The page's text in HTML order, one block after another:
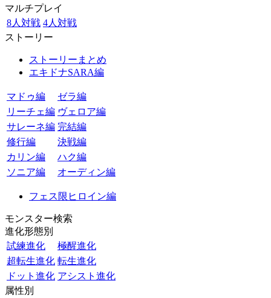
マルチプレイ
8人対戦 4人対戦
ストーリー
ストーリーまとめ
エキドナSARA編
マドゥ編
ゼラ編
リーチェ編 ヴェロア編
サレーネ編 完結編
修行編
決戦編
カリン編
ハク編
ソニア編
オーディン編
フェス限ヒロイン編
モンスター検索
進化形態別
試練進化
極醒進化
超転生進化 転生進化
ドット進化 アシスト進化
属性別